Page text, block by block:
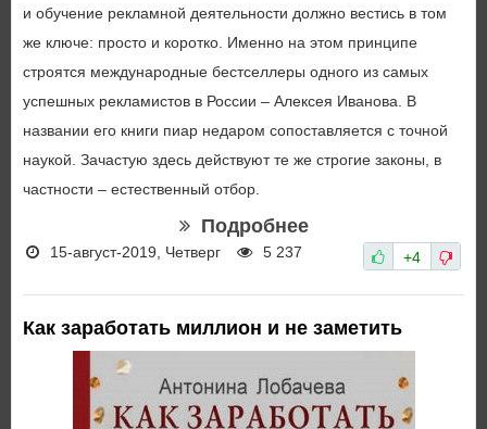
и обучение рекламной деятельности должно вестись в том
же ключе: просто и коротко. Именно на этом принципе
строятся международные бестселлеры одного из самых
успешных рекламистов в России – Алексея Иванова. В
названии его книги пиар недаром сопоставляется с точной
наукой. Зачастую здесь действуют те же строгие законы, в
частности – естественный отбор.
Подробнее
15-август-2019, Четверг 5 237 +4
Как заработать миллион и не заметить